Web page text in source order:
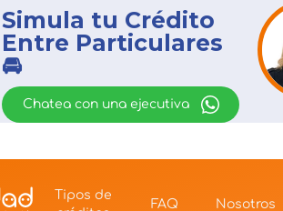
Simula tu Crédito
Entre Particulares
🚘
Chatea con una ejecutiva
Tipos de
FAQ Nosotros